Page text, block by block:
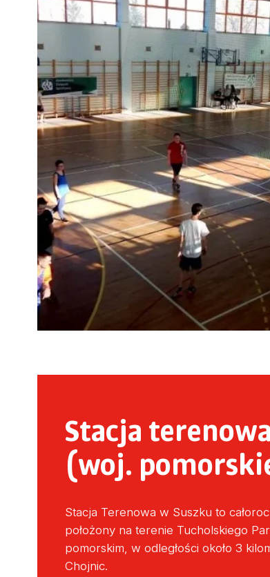
Stacja
(woj.
Stacja Terenowa w Suszku to
położony na terenie Tucholskiego
pomorskim, w odległości około 3
Chojnic.